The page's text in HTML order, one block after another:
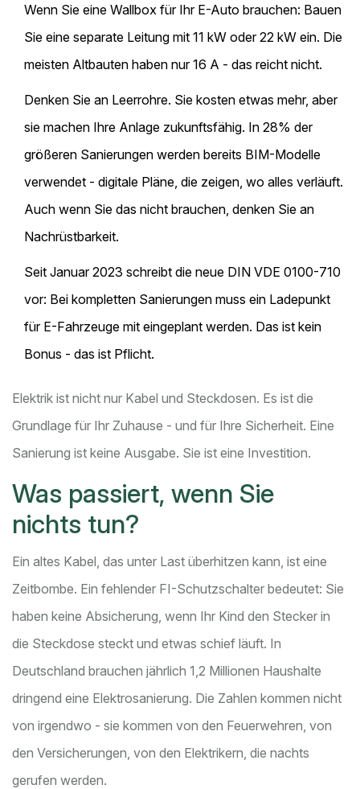
Wenn Sie eine Wallbox für Ihr E-Auto brauchen: Bauen
Sie eine separate Leitung mit 11 kW oder 22 kW ein. Die
meisten Altbauten haben nur 16 A - das reicht nicht.
Denken Sie an Leerrohre. Sie kosten etwas mehr, aber
sie machen Ihre Anlage zukunftsfähig. In 28% der
größeren Sanierungen werden bereits BIM-Modelle
verwendet - digitale Pläne, die zeigen, wo alles verläuft.
Auch wenn Sie das nicht brauchen, denken Sie an
Nachrüstbarkeit.
Seit Januar 2023 schreibt die neue DIN VDE 0100-710
vor: Bei kompletten Sanierungen muss ein Ladepunkt
für E-Fahrzeuge mit eingeplant werden. Das ist kein
Bonus - das ist Pflicht.
Elektrik ist nicht nur Kabel und Steckdosen. Es ist die
Grundlage für Ihr Zuhause - und für Ihre Sicherheit. Eine
Sanierung ist keine Ausgabe. Sie ist eine Investition.
Was passiert, wenn Sie
nichts tun?
Ein altes Kabel, das unter Last überhitzen kann, ist eine
Zeitbombe. Ein fehlender FI-Schutzschalter bedeutet: Sie
haben keine Absicherung, wenn Ihr Kind den Stecker in
die Steckdose steckt und etwas schief läuft. In
Deutschland brauchen jährlich 1,2 Millionen Haushalte
dringend eine Elektrosanierung. Die Zahlen kommen nicht
von irgendwo - sie kommen von den Feuerwehren, von
den Versicherungen, von den Elektrikern, die nachts
gerufen werden.